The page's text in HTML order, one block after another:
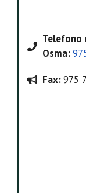
Telefono
Osma:
Fax:975